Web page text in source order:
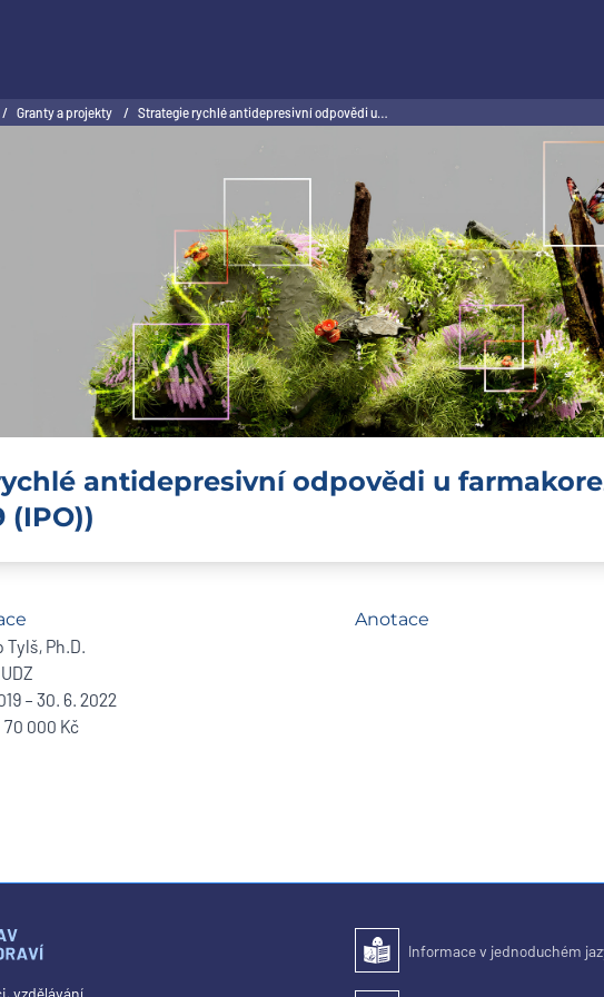
/ Granty a projekty / Strategie rychlé antidepresivní odpovědi u…
antidepresivní odpovědi u
(IPO))
Tylš, Ph.D.
– 30. 6. 2022
70 000 Kč
Anotace
vzdělávání
Snadné čtení
Informace v jednoduchém